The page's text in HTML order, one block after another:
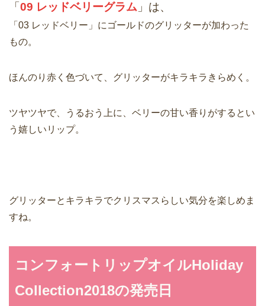
「 09 レッドベリーグラム 」は、
「03 レッドベリー」にゴールドのグリッターが加わった
もの。
ほんのり赤く色づいて、グリッターがキラキラきらめく。
ツヤツヤで、うるおう上に、ベリーの甘い香りがするとい
う嬉しいリップ。
グリッターとキラキラでクリスマスらしい気分を楽しめま
すね。
コンフォートリップオイルHoliday
Collection2018の発売日